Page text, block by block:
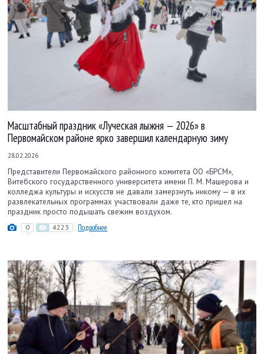
Масштабный праздник «Луческая лыжня — 2026» в
Первомайском районе ярко завершил календарную зиму
28.02.2026
Представители Первомайского районного комитета ОО «БРСМ»,
Витебского государственного университета имени П. М. Машерова и
колледжа культуры и искусств не давали замерзнуть никому — в их
развлекательных программах участвовали даже те, кто пришел на
праздник просто подышать свежим воздухом.
0 4223 Подробнее